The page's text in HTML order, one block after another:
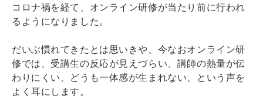
コロナ禍を経て、オンライン研修が当たり前に行われ
るようになりました。
だいぶ慣れてきたとは思いきや、今なおオンライン研
修では、受講生の反応が見えづらい、講師の熱量が伝
わりにくい、どうも一体感が生まれない、という声を
よく耳にします。